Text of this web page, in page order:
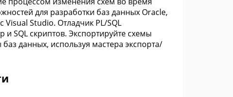
для разработки баз данных Oracle,
Visual Studio. Отладчик PL/SQL
SQL скриптов. Экспортируйте схемы
данных, используя мастера экспорта/